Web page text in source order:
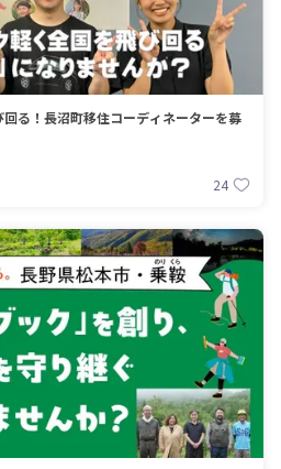
回る！長沼町移住コーディネーターを募
24